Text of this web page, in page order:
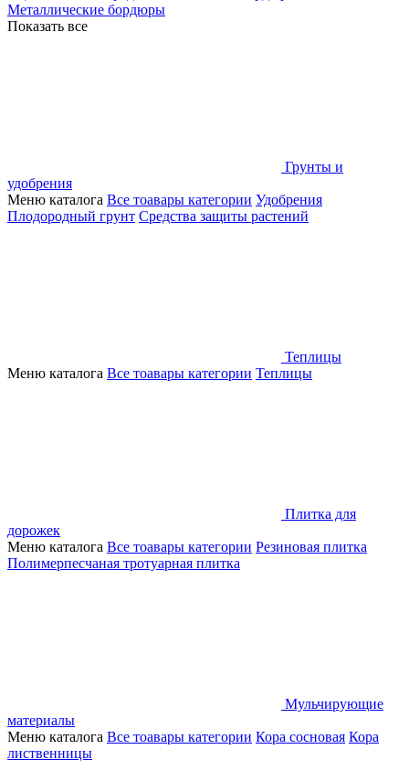
Металлические бордюры
Показать все
Грунты и
удобрения
Меню каталога Все тоавары категории Удобрения
Плодородный грунт Средства защиты растений
Теплицы
Меню каталога Все тоавары категории Теплицы
Плитка для
дорожек
Меню каталога Все тоавары категории Резиновая плитка
Полимерпесчаная тротуарная плитка
Мульчирующие
материалы
Меню каталога Все тоавары категории Кора сосновая Кора
лиственницы